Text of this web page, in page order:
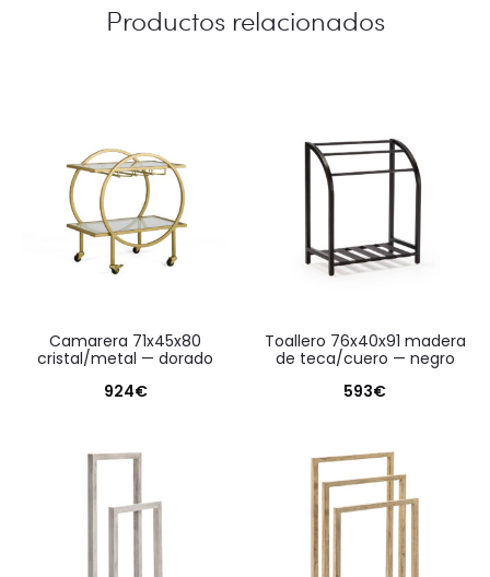
Productos relacionados
camarera 71x45x80
cristal/metal — dorado
924€
toallero 76x40x91 madera
de teca/cuero — negro
593€